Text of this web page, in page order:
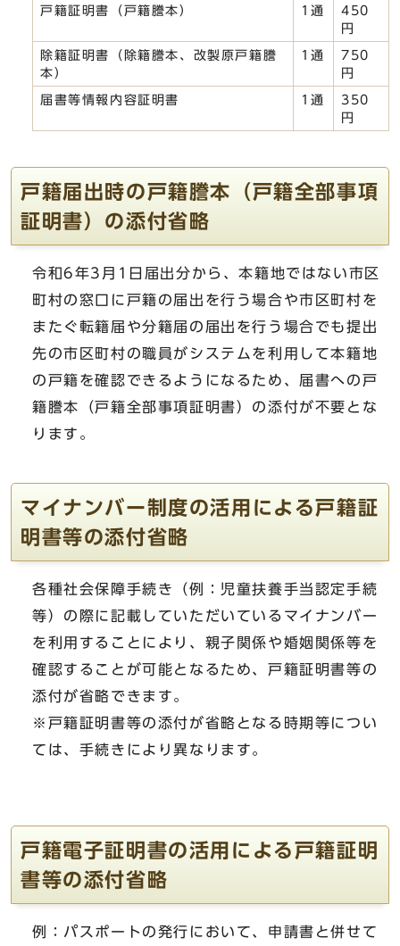
戸籍証明書（戸籍謄本） 1通
450
円
除籍証明書（除籍謄本、改製原戸籍謄
本）
1通
750
円
届書等情報内容証明書 1通
350
円
戸籍届出時の戸籍謄本（戸籍全部事項
証明書）の添付省略
令和6年3月1日届出分から、本籍地ではない市区
町村の窓口に戸籍の届出を行う場合や市区町村を
またぐ転籍届や分籍届の届出を行う場合でも提出
先の市区町村の職員がシステムを利用して本籍地
の戸籍を確認できるようになるため、届書への戸
籍謄本（戸籍全部事項証明書）の添付が不要とな
ります。
マイナンバー制度の活用による戸籍証
明書等の添付省略
各種社会保障手続き（例：児童扶養手当認定手続
等）の際に記載していただいているマイナンバー
を利用することにより、親子関係や婚姻関係等を
確認することが可能となるため、戸籍証明書等の
添付が省略できます。
※戸籍証明書等の添付が省略となる時期等につい
ては、手続きにより異なります。
戸籍電子証明書の活用による戸籍証明
書等の添付省略
例：パスポートの発行において、申請書と併せて